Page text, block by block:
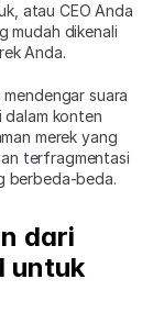
atau CEO Anda
mudah dikenali
Anda.
suara
dalam konten
merek yang
terfragmentasi
berbeda-beda.
dari
untuk